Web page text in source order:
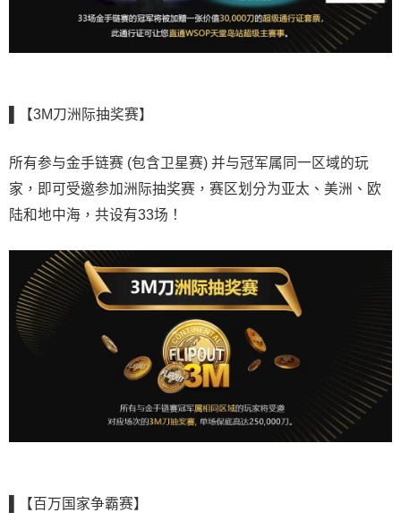
▌【3M刀洲际抽奖赛】
所有参与金手链赛 (包含卫星赛) 并与冠军属同一区域的玩
家，即可受邀参加洲际抽奖赛，赛区划分为亚太、美洲、欧
陆和地中海，共设有33场！
▌【百万国家争霸赛】